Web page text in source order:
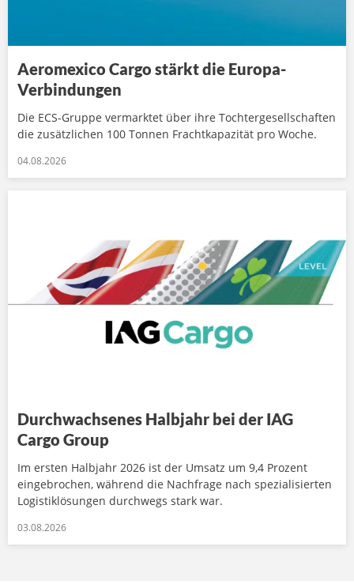
Aeromexico Cargo stärkt die Europa-
Verbindungen
Die ECS-Gruppe vermarktet über ihre Tochtergesellschaften
die zusätzlichen 100 Tonnen Frachtkapazität pro Woche.
04.08.2026
Durchwachsenes Halbjahr bei der IAG
Cargo Group
Im ersten Halbjahr 2026 ist der Umsatz um 9,4 Prozent
eingebrochen, während die Nachfrage nach spezialisierten
Logistiklösungen durchwegs stark war.
03.08.2026